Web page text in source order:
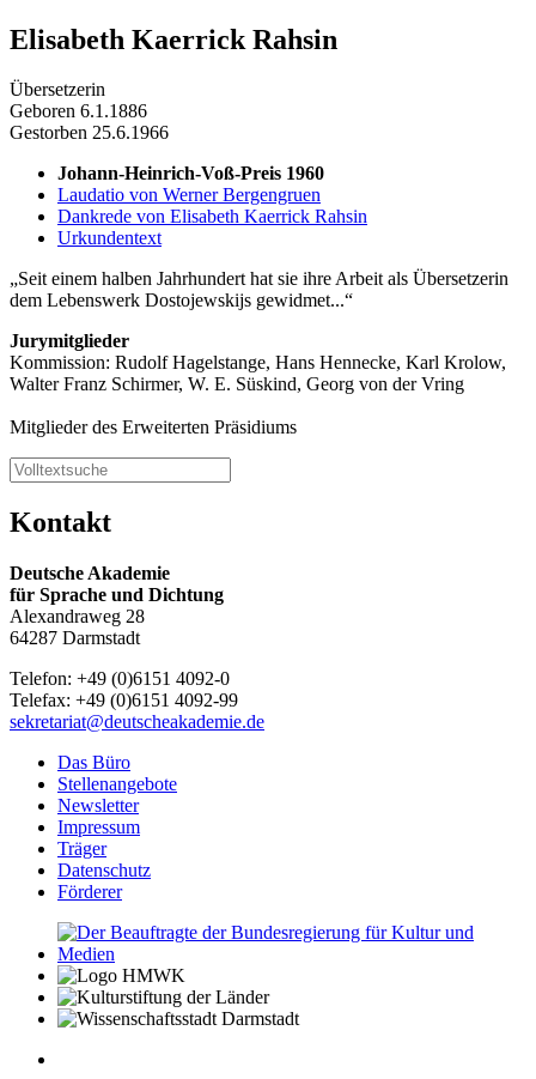
Elisabeth Kaerrick Rahsin
Übersetzerin
Geboren 6.1.1886
Gestorben 25.6.1966
Johann-Heinrich-Voß-Preis 1960
Laudatio von Werner Bergengruen
Dankrede von Elisabeth Kaerrick Rahsin
Urkundentext
Seit einem halben Jahrhundert hat sie ihre Arbeit als Übersetzerin
dem Lebenswerk Dostojewskijs gewidmet...
Jurymitglieder
Kommission: Rudolf Hagelstange, Hans Hennecke, Karl Krolow,
Walter Franz Schirmer, W. E. Süskind, Georg von der Vring
Mitglieder des Erweiterten Präsidiums
Kontakt
Deutsche Akademie
für Sprache und Dichtung
Alexandraweg 28
64287 Darmstadt
Telefon: +49 (0)6151 4092-0
Telefax: +49 (0)6151 4092-99
sekretariat@deutscheakademie.de
Das Büro
Stellenangebote
Newsletter
Impressum
Träger
Datenschutz
Förderer